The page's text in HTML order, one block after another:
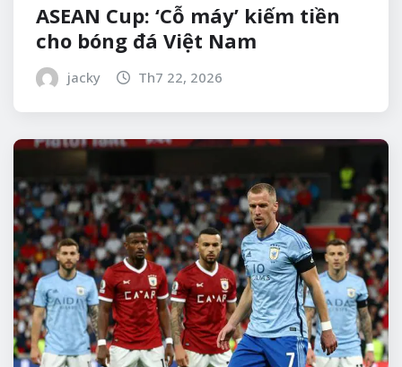
ASEAN Cup: ‘Cỗ máy’ kiếm tiền
cho bóng đá Việt Nam
jacky Th7 22, 2026